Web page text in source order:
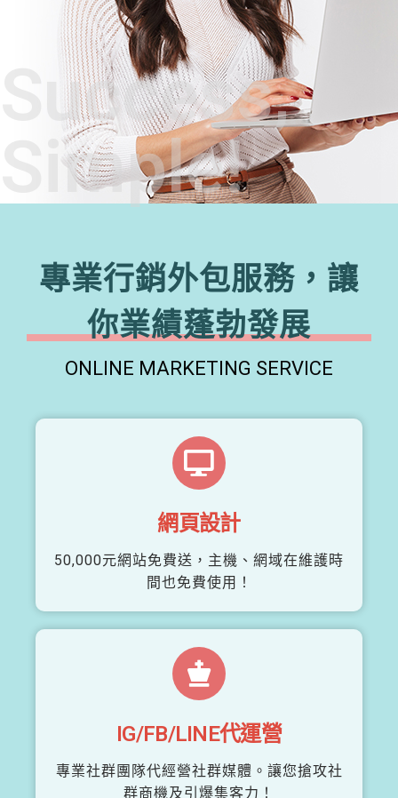
Success,
Simple!
專業行銷外包服務，讓
你業績蓬勃發展
ONLINE MARKETING SERVICE
網頁設計
50,000元網站免費送，主機、網域在維護時
間也免費使用！
IG/FB/LINE代運營
專業社群團隊代經營社群媒體。讓您搶攻社
群商機及引爆集客力！